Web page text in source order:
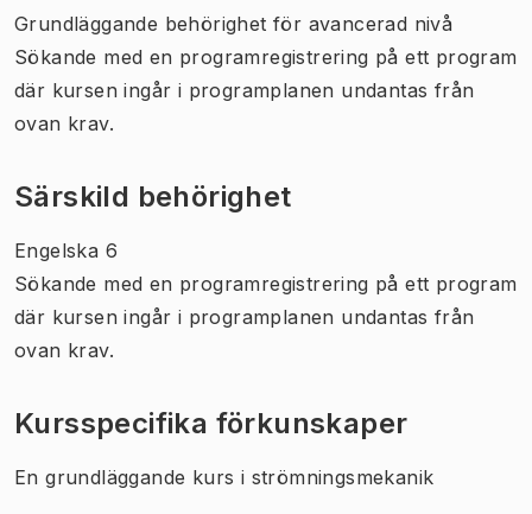
Grundläggande behörighet för avancerad nivå
Sökande med en programregistrering på ett program
där kursen ingår i programplanen undantas från
ovan krav.
Särskild behörighet
Engelska 6
Sökande med en programregistrering på ett program
där kursen ingår i programplanen undantas från
ovan krav.
Kursspecifika förkunskaper
En grundläggande kurs i strömningsmekanik